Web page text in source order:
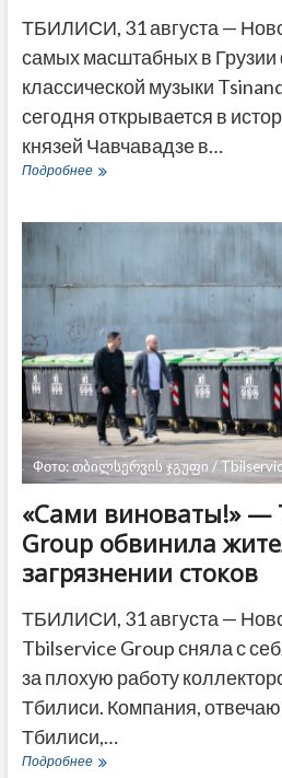
ТБИЛИСИ, 31 августа —
самых масштабных в
классической музыки
сегодня открывается в
князей Чавчавадзе в…
ПодробнееTsinandali
мировых
классической
музыки
Фото: თბილსერვის ჯგუფი /
«Сами виноваты!» —
Group обвинила
загрязнении стоков
ТБИЛИСИ, 31 августа —
Tbilservice Group сняла с
за плохую работу
Тбилиси. Компания,
Тбилиси,…
Подробнее«Сами